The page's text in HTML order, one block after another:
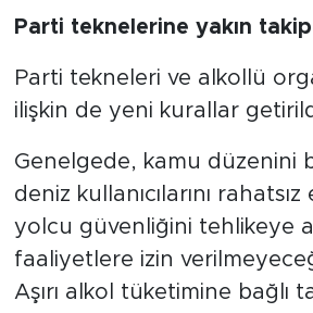
Parti teknelerine yakın takip
Parti tekneleri ve alkollü
ilişkin de yeni kurallar
Genelgede, kamu düzenini
deniz kullanıcılarını
yolcu güvenliğini tehlikeye
faaliyetlere izin
Aşırı alkol tüketimine bağlı